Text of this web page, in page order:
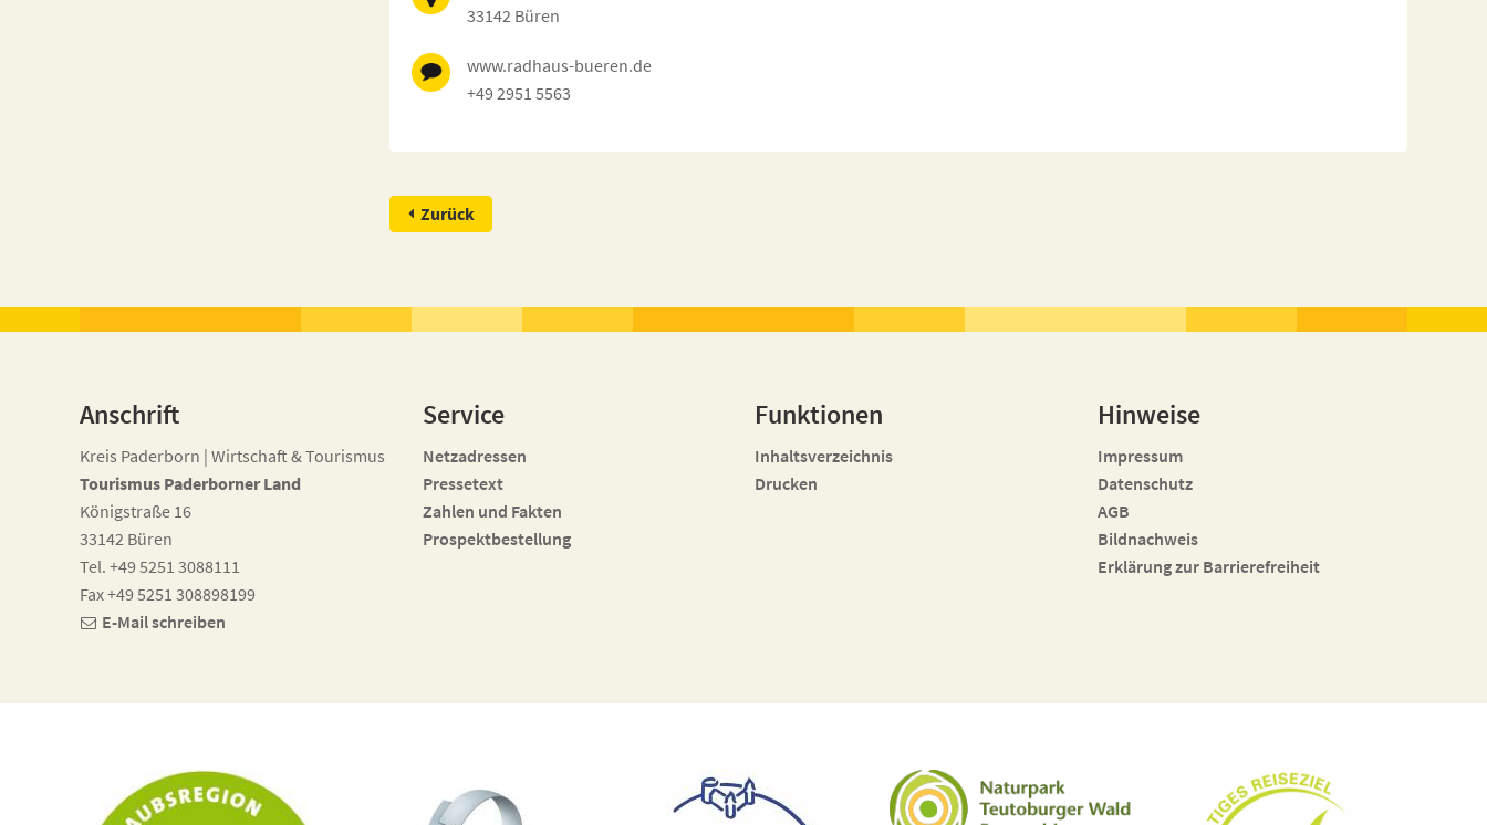
33142 Büren
www.radhaus-bueren.de
+49 2951 5563
Zurück
Anschrift
Kreis Paderborn | Wirtschaft & Tourismus
Tourismus Paderborner Land
Königstraße 16
33142 Büren
Tel. +49 5251 3088111
Fax +49 5251 308898199
E-Mail schreiben
Service
Netzadressen
Pressetext
Zahlen und Fakten
Prospektbestellung
Funktionen
Inhaltsverzeichnis
Drucken
Hinweise
Impressum
Datenschutz
AGB
Bildnachweis
Erklärung zur Barrierefreiheit